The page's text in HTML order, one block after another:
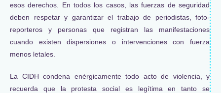
esos derechos. En todos los casos, las fuerzas de seguridad
deben respetar y garantizar el trabajo de periodistas, foto-
reporteros y personas que registran las manifestaciones
cuando existen dispersiones o intervenciones con fuerza
menos letales.
La CIDH condena enérgicamente todo acto de violencia, y
recuerda que la protesta social es legítima en tanto se